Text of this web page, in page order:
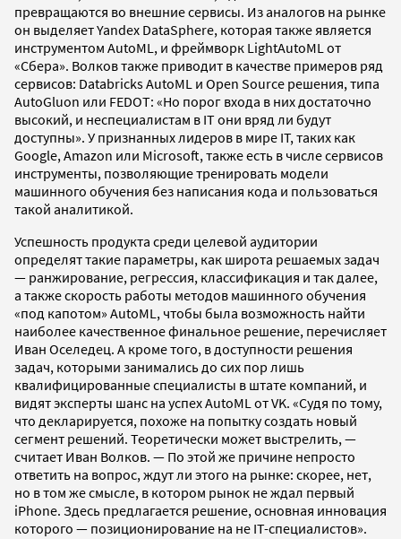
превращаются во внешние сервисы. Из аналогов на рынке
он выделяет Yandex DataSphere, которая также является
инструментом AutoML, и фреймворк LightAutoML от
«Сбера». Волков также приводит в качестве примеров ряд
сервисов: Databricks AutoML и Оpen Source решения, типа
AutoGluon или FEDOT: «Но порог входа в них достаточно
высокий, и неспециалистам в IT они вряд ли будут
доступны». У признанных лидеров в мире IT, таких как
Google, Amazon или Microsoft, также есть в числе сервисов
инструменты, позволяющие тренировать модели
машинного обучения без написания кода и пользоваться
такой аналитикой.
Успешность продукта среди целевой аудитории
определят такие параметры, как широта решаемых задач
— ранжирование, регрессия, классификация и так далее,
а также скорость работы методов машинного обучения
«под капотом» AutoML, чтобы была возможность найти
наиболее качественное финальное решение, перечисляет
Иван Оселедец. А кроме того, в доступности решения
задач, которыми занимались до сих пор лишь
квалифицированные специалисты в штате компаний, и
видят эксперты шанс на успех AutoML от VK. «Судя по тому,
что декларируется, похоже на попытку создать новый
сегмент решений. Теоретически может выстрелить, —
считает Иван Волков. — По этой же причине непросто
ответить на вопрос, ждут ли этого на рынке: скорее, нет,
но в том же смысле, в котором рынок не ждал первый
iPhone. Здесь предлагается решение, основная инновация
которого — позиционирование на не IT-специалистов».